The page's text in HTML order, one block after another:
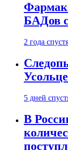
БАДов
2 года
5 дней
В